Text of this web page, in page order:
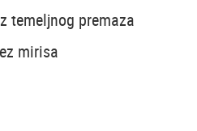
temeljnog premaza
mirisa